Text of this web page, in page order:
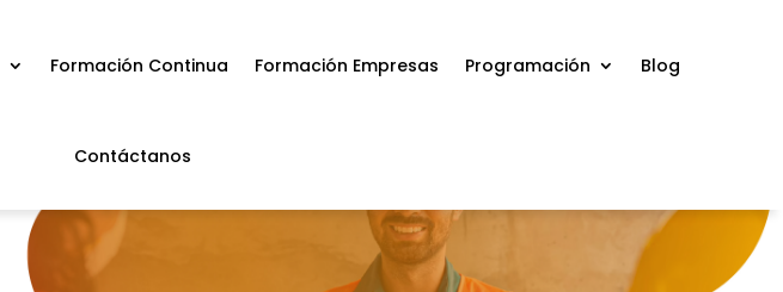
Formación Continua Formación Empresas Programación Blog
Contáctanos